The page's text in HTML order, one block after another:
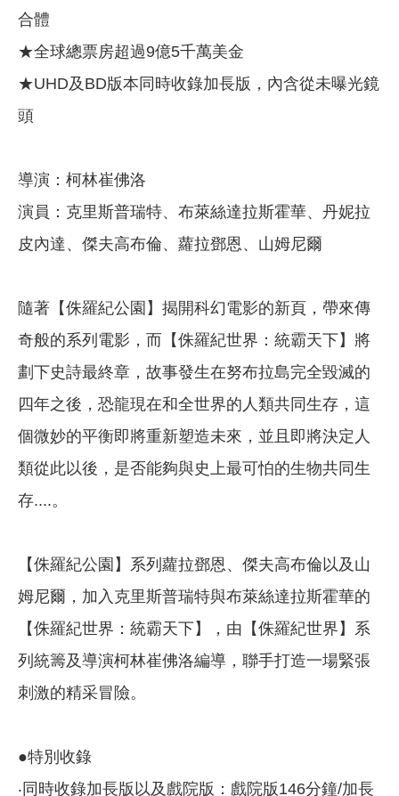
合體
★全球總票房超過9億5千萬美金
★UHD及BD版本同時收錄加長版，內含從未曝光鏡
頭
導演：柯林崔佛洛
演員：克里斯普瑞特、布萊絲達拉斯霍華、丹妮拉
皮內達、傑夫高布倫、蘿拉鄧恩、山姆尼爾
隨著【侏羅紀公園】揭開科幻電影的新頁，帶來傳
奇般的系列電影，而【侏羅紀世界：統霸天下】將
劃下史詩最終章，故事發生在努布拉島完全毀滅的
四年之後，恐龍現在和全世界的人類共同生存，這
個微妙的平衡即將重新塑造未來，並且即將決定人
類從此以後，是否能夠與史上最可怕的生物共同生
存....。
【侏羅紀公園】系列蘿拉鄧恩、傑夫高布倫以及山
姆尼爾，加入克里斯普瑞特與布萊絲達拉斯霍華的
【侏羅紀世界：統霸天下】，由【侏羅紀世界】系
列統籌及導演柯林崔佛洛編導，聯手打造一場緊張
刺激的精采冒險。
●特別收錄
‧同時收錄加長版以及戲院版：戲院版146分鐘/加長